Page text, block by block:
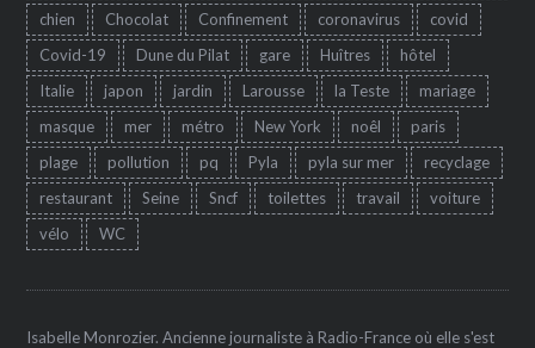
chien
Chocolat Confinement coronavirus
covid
Covid-19
Dune du Pilat gare Huîtres
hôtel
Italie
japon jardin Larousse la Teste
mariage
masque
mer métro New York noêl
paris
plage
pollution pq Pyla pyla sur mer
recyclage
restaurant
Seine Sncf toilettes travail
voiture
vélo
WC
Isabelle Monrozier. Ancienne journaliste à Radio-France où elle s'est